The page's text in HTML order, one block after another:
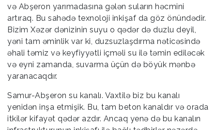
və Abşeron yarımadasına gələn suların həcmini
artıraq. Bu sahədə texnoloji inkişaf da göz önündədir.
Bizim Xəzər dənizinin suyu o qədər də duzlu deyil,
yəni tam əminlik var ki, duzsuzlaşdırma nəticəsində
əhali təmiz və keyfiyyətli içməli su ilə təmin ediləcək
və eyni zamanda, suvarma üçün də böyük mənbə
yaranacaqdır.
Samur-Abşeron su kanalı. Vaxtilə biz bu kanalı
yenidən inşa etmişik. Bu, tam beton kanaldır və orada
itkilər kifayət qədər azdır. Ancaq yenə də bu kanalın